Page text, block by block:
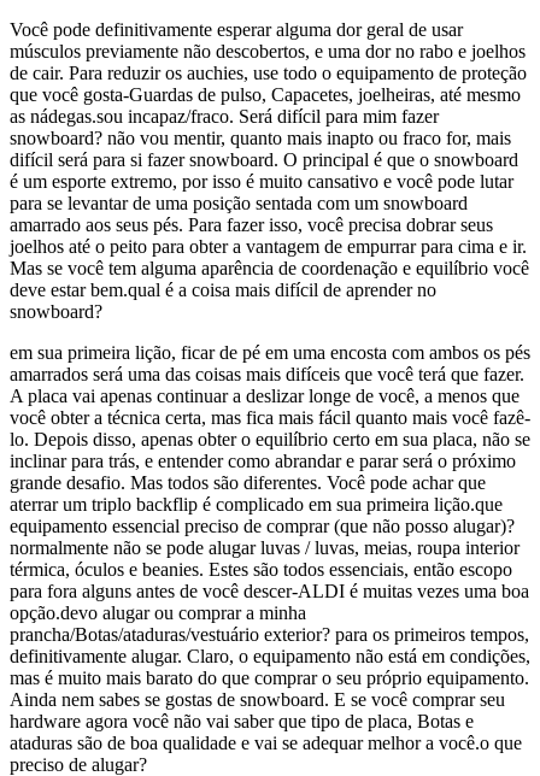
Você pode definitivamente esperar alguma dor geral de usar
músculos previamente não descobertos, e uma dor no rabo e joelhos
de cair. Para reduzir os auchies, use todo o equipamento de proteção
que você gosta-Guardas de pulso, Capacetes, joelheiras, até mesmo
as nádegas.sou incapaz/fraco. Será difícil para mim fazer
snowboard? não vou mentir, quanto mais inapto ou fraco for, mais
difícil será para si fazer snowboard. O principal é que o snowboard
é um esporte extremo, por isso é muito cansativo e você pode lutar
para se levantar de uma posição sentada com um snowboard
amarrado aos seus pés. Para fazer isso, você precisa dobrar seus
joelhos até o peito para obter a vantagem de empurrar para cima e ir.
Mas se você tem alguma aparência de coordenação e equilíbrio você
deve estar bem.qual é a coisa mais difícil de aprender no
snowboard?
em sua primeira lição, ficar de pé em uma encosta com ambos os pés
amarrados será uma das coisas mais difíceis que você terá que fazer.
A placa vai apenas continuar a deslizar longe de você, a menos que
você obter a técnica certa, mas fica mais fácil quanto mais você fazê-
lo. Depois disso, apenas obter o equilíbrio certo em sua placa, não se
inclinar para trás, e entender como abrandar e parar será o próximo
grande desafio. Mas todos são diferentes. Você pode achar que
aterrar um triplo backflip é complicado em sua primeira lição.que
equipamento essencial preciso de comprar (que não posso alugar)?
normalmente não se pode alugar luvas / luvas, meias, roupa interior
térmica, óculos e beanies. Estes são todos essenciais, então escopo
para fora alguns antes de você descer-ALDI é muitas vezes uma boa
opção.devo alugar ou comprar a minha
prancha/Botas/ataduras/vestuário exterior? para os primeiros tempos,
definitivamente alugar. Claro, o equipamento não está em condições,
mas é muito mais barato do que comprar o seu próprio equipamento.
Ainda nem sabes se gostas de snowboard. E se você comprar seu
hardware agora você não vai saber que tipo de placa, Botas e
ataduras são de boa qualidade e vai se adequar melhor a você.o que
preciso de alugar?